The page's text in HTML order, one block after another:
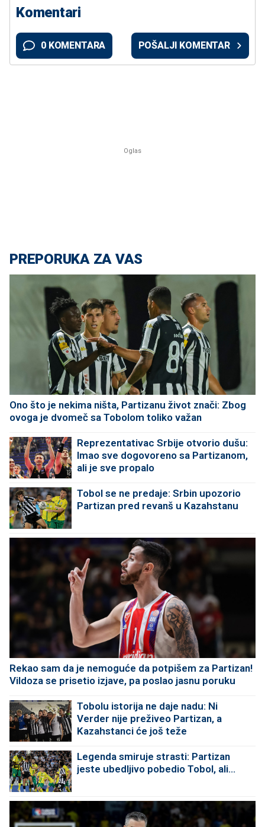
Komentari
0 KOMENTARA POŠALJI KOMENTAR
PREPORUKA ZA VAS
Ono što je nekima ništa, Partizanu život znači: Zbog
ovoga je dvomeč sa Tobolom toliko važan
Reprezentativac Srbije otvorio dušu:
Imao sve dogovoreno sa Partizanom,
ali je sve propalo
Tobol se ne predaje: Srbin upozorio
Partizan pred revanš u Kazahstanu
Rekao sam da je nemoguće da potpišem za Partizan!
Vildoza se prisetio izjave, pa poslao jasnu poruku
Tobolu istorija ne daje nadu: Ni
Verder nije preživeo Partizan, a
Kazahstanci će još teže
Legenda smiruje strasti: Partizan
jeste ubedljivo pobedio Tobol, ali...